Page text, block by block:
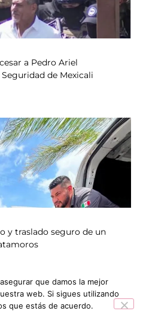
a Pedro Ariel
de Mexicali
y traslado seguro de un
NOTICIAS
que damos la mejor
web. Si sigues utilizando
que estás de acuerdo.